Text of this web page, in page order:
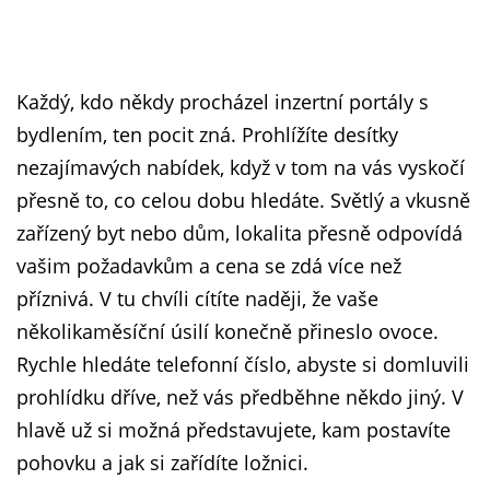
Každý, kdo někdy procházel inzertní portály s
bydlením, ten pocit zná. Prohlížíte desítky
nezajímavých nabídek, když v tom na vás vyskočí
přesně to, co celou dobu hledáte. Světlý a vkusně
zařízený byt nebo dům, lokalita přesně odpovídá
vašim požadavkům a cena se zdá více než
příznivá. V tu chvíli cítíte naději, že vaše
několikaměsíční úsilí konečně přineslo ovoce.
Rychle hledáte telefonní číslo, abyste si domluvili
prohlídku dříve, než vás předběhne někdo jiný. V
hlavě už si možná představujete, kam postavíte
pohovku a jak si zařídíte ložnici.